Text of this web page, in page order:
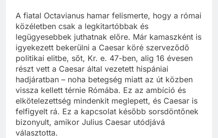
A fiatal Octavianus hamar felismerte, hogy a római
közéletben csak a legkitartóbbak és
legügyesebbek juthatnak előre. Már kamaszként is
igyekezett bekerülni a Caesar köré szerveződő
politikai elitbe, sőt, Kr. e. 47-ben, alig 16 évesen
részt vett a Caesar által vezetett hispániai
hadjáratban – noha betegség miatt az út közben
vissza kellett térnie Rómába. Ez az ambíció és
elkötelezettség mindenkit meglepett, és Caesar is
felfigyelt rá. Ez a kapcsolat később sorsdöntőnek
bizonyult, amikor Julius Caesar utódjává
választotta.